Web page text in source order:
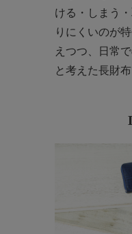
ける・しまう
りにくいのが
えつつ、日常
と考えた長財布